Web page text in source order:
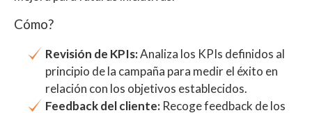
Cómo?
Revisión de KPIs:Analiza los KPIs definidos al
principio de la campaña para medir el éxito en
relación con los objetivos establecidos.
Feedback del cliente: Recoge feedback de los